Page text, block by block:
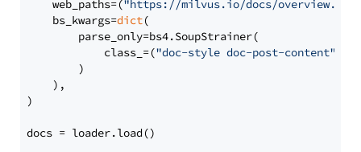
    web_paths=(
"https://milvus.io/docs/overview.md"
    bs_kwargs=
dict(
        parse_only=bs4.SoupStrainer(
            class_=(
"doc-style doc-post-content"
        )
    ),
)
docs = loader.load()